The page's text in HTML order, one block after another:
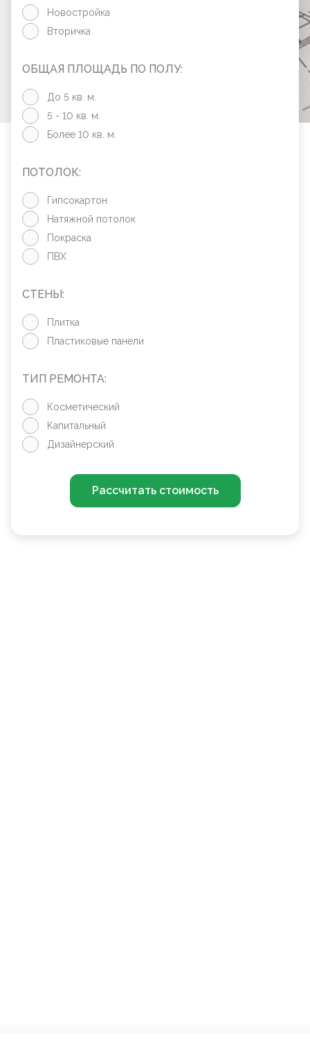
Новостройка
Вторичка
ОБЩАЯ ПЛОЩАДЬ ПО ПОЛУ:
До 5 кв. м.
5 - 10 кв. м.
Более 10 кв. м.
ПОТОЛОК:
Гипсокартон
Натяжной потолок
Покраска
ПВХ
СТЕНЫ:
Плитка
Пластиковые панели
ТИП РЕМОНТА:
Косметический
Капитальный
Дизайнерский
Рассчитать стоимость